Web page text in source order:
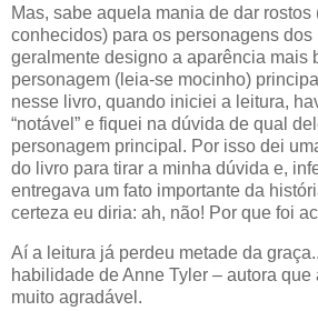
Mas, sabe aquela mania de dar rostos
conhecidos) para os personagens dos
geralmente designo a aparência mais
personagem (leia-se mocinho)
nesse livro, quando iniciei a leitura,
“notável” e fiquei na dúvida de qual
personagem principal. Por isso dei
do livro para tirar a minha dúvida e,
entregava um fato importante da
certeza eu diria: ah, não! Por que foi
Aí a leitura já perdeu metade da
habilidade de Anne Tyler – autora que
muito agradável.